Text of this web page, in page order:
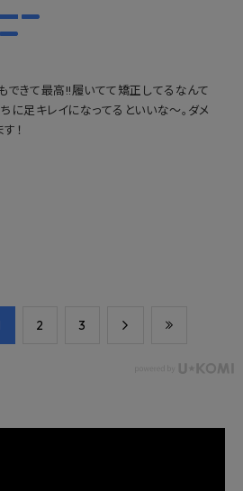
きて最高!!履いてて矯正してるなんて
に足キレイになってるといいな〜。ダメ
！
​2 ​3